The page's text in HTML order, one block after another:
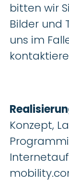
bitten wir
Bilder und
uns im
Konzept,